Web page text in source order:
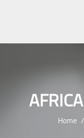
Home